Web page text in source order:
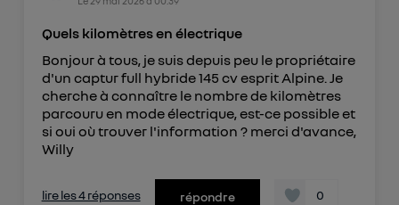
Quels kilomètres en électrique
Bonjour à tous, je suis depuis peu le propriétaire
d'un captur full hybride 145 cv esprit Alpine. Je
cherche à connaître le nombre de kilomètres
parcouru en mode électrique, est-ce possible et
si oui où trouver l'information ? merci d'avance,
Willy
lire les 4 réponses répondre 0